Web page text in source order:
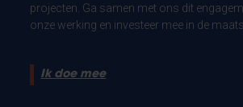
projecten. Ga samen met ons dit
onze werking en investeer mee in de
Ik doe mee